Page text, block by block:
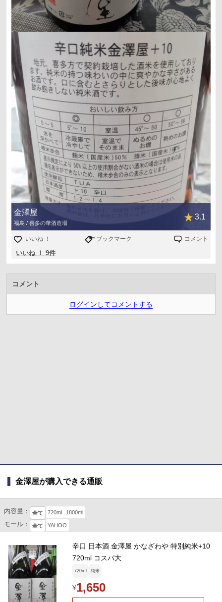
金澤屋
福島 / 喜多の華酒造場
3.1
いいね ！ ブックマーク コメント
いいね ！ 9件
コメント
ログインしてコメントする
金澤屋が購入できる通販
内容量： 全て 720ml 1800ml
モール： 全て YAHOO
辛口 日本酒 金澤屋 かなざわや 特別純米+10
720ml コスパ大
720ml 純米
¥1,650